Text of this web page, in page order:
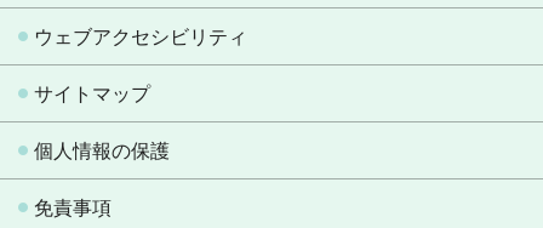
ウェブアクセシビリティ
サイトマップ
個人情報の保護
免責事項